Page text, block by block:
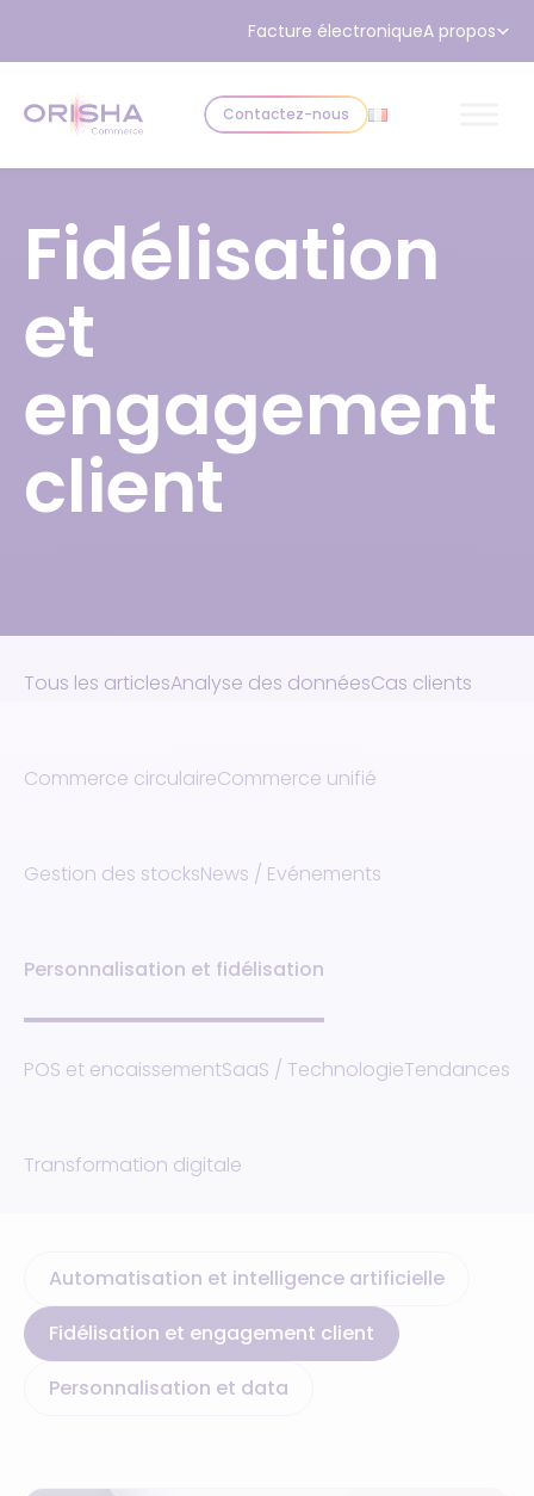
Facture électroniqueA propos
Contactez-nous
Fidélisation
et
engagement
client
Tous les articlesAnalyse des donnéesCas clients
Commerce circulaireCommerce unifié
Gestion des stocksNews / Evénements
Personnalisation et fidélisation
POS et encaissementSaaS / TechnologieTendances
Transformation digitale
Automatisation et intelligence artificielle
Fidélisation et engagement client
Personnalisation et data